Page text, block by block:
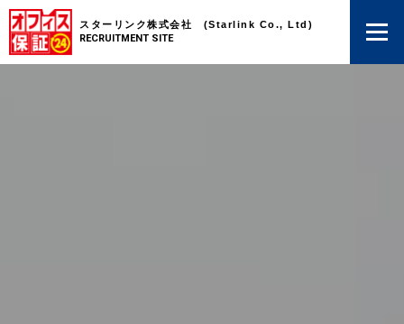
スターリンク株式会社 (Starlink Co., Ltd)
RECRUITMENT SITE